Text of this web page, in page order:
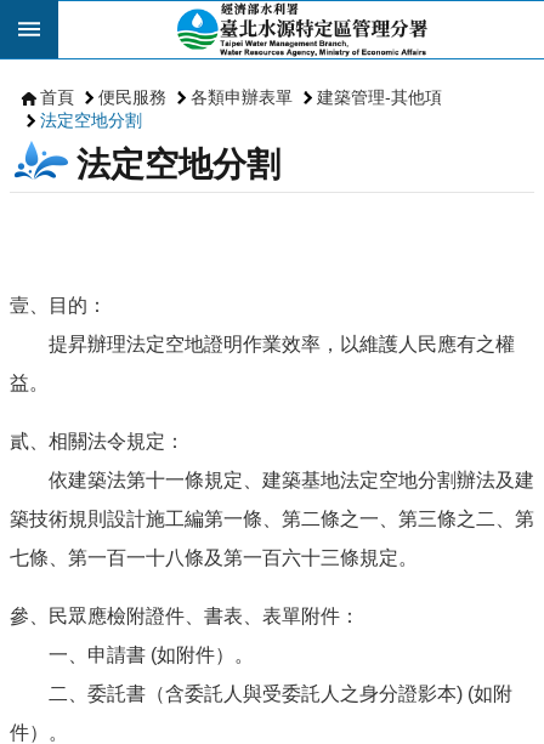
跳到主要內容區塊
首頁 便民服務 各類申辦表單
建築管理-其他項
法定空地分割
法定空地分割
壹、目的：
提昇辦理法定空地證明作業效率，以維護人民應有之權
益。
貳、相關法令規定：
依建築法第十一條規定、建築基地法定空地分割辦法及建
築技術規則設計施工編第一條、第二條之一、第三條之二、第
七條、第一百一十八條及第一百六十三條規定。
參、民眾應檢附證件、書表、表單附件：
一、申請書 (如附件）。
二、委託書（含委託人與受委託人之身分證影本) (如附
件）。